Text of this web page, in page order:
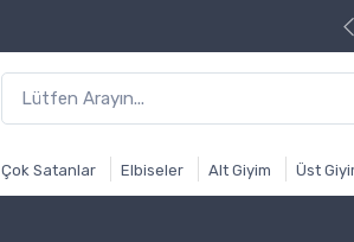
1500₺ ve üzeri alışverişinizde kargo
Çok Satanlar Elbiseler Alt Giyim Üst